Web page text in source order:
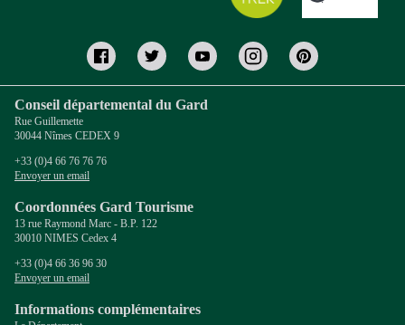
Conseil départemental du Gard
Rue Guillemette
30044 Nîmes CEDEX 9
+33 (0)4 66 76 76 76
Envoyer un email
Coordonnées Gard Tourisme
13 rue Raymond Marc - B.P. 122
30010 NIMES Cedex 4
+33 (0)4 66 36 96 30
Envoyer un email
Informations complémentaires